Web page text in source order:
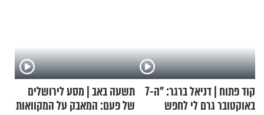
קוד פתוח | דניאל ברגר: "ה-7
באוקטובר גרם לי לחפש
תשעה באב | מסע לירושלים
של פעם: המאבק על המקוואות